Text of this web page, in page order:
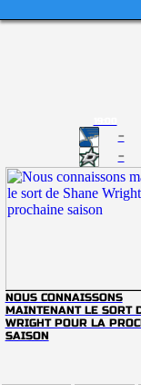
-
-
NOUS CONNAISSONS
MAINTENANT LE SORT
WRIGHT POUR LA
SAISON